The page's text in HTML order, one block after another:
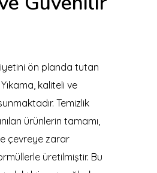
ön planda tutan
kaliteli ve
Temizlik
ürünlerin tamamı,
çevreye zarar
üretilmiştir. Bu